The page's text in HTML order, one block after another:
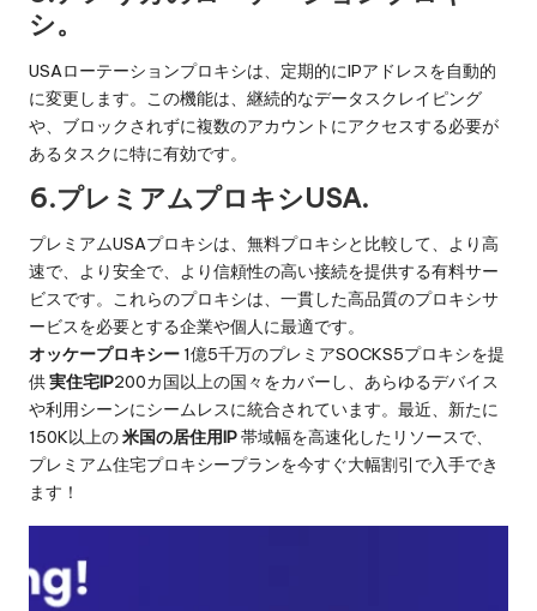
シ。
USAローテーションプロキシは、定期的にIPアドレスを自動的
に変更します。この機能は、継続的なデータスクレイピング
や、ブロックされずに複数のアカウントにアクセスする必要が
あるタスクに特に有効です。
6.プレミアムプロキシUSA.
プレミアムUSAプロキシは、無料プロキシと比較して、より高
速で、より安全で、より信頼性の高い接続を提供する有料サー
ビスです。これらのプロキシは、一貫した高品質のプロキシサ
ービスを必要とする企業や個人に最適です。
オッケープロキシー 1億5千万のプレミアSOCKS5プロキシを提
供実住宅IP200カ国以上の国々をカバーし、あらゆるデバイス
や利用シーンにシームレスに統合されています。最近、新たに
150K以上の米国の居住用IP帯域幅を高速化したリソースで、
プレミアム住宅プロキシープランを今すぐ大幅割引で入手でき
ます！